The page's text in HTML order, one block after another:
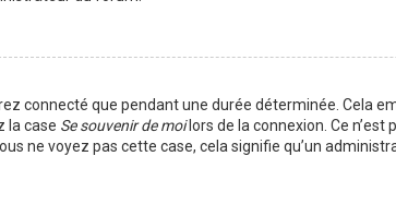
connecté que pendant une durée déterminée. Cela
la case Se souvenir de moilors de la connexion. Ce
ne voyez pas cette case, cela signifie qu’un